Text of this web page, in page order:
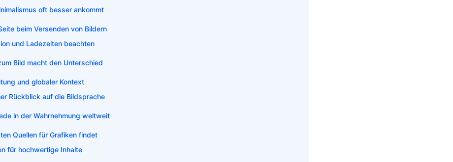
oft besser ankommt
beim Versenden von Bildern
und Ladezeiten beachten
Bild macht den Unterschied
und globaler Kontext
Rückblick auf die Bildsprache
in der Wahrnehmung weltweit
Quellen für Grafiken findet
für hochwertige Inhalte